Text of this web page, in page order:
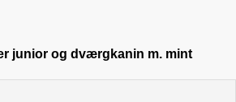
junior og dværgkanin m. mint